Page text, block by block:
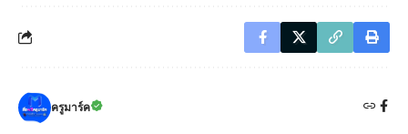
ครูมาร์ค